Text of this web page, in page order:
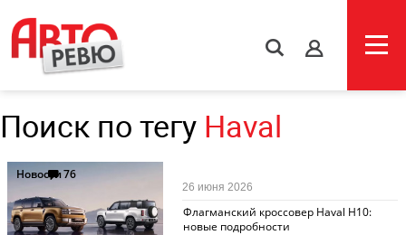
s
Поиск по тегу Haval
Новости76
Флагманский кроссовер Haval H10:
новые подробности
26 июня 2026